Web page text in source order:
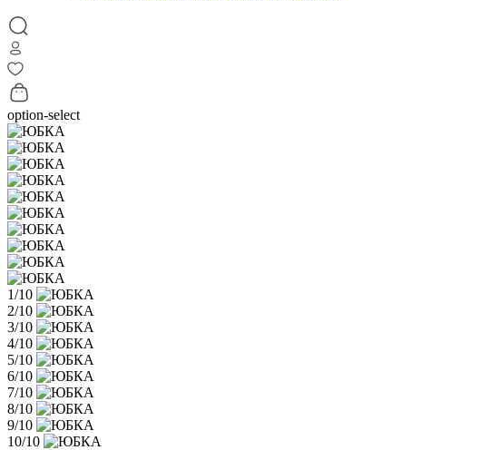
option-select
1/10
2/10
3/10
4/10
5/10
6/10
7/10
8/10
9/10
10/10